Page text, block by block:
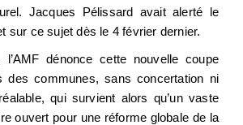
Jacques Pélissard avait alerté le
sur ce sujet dès le 4 février dernier.
dénonce cette nouvelle coupe
des communes, sans concertation ni
qui survient alors qu’un vaste
ouvert pour une réforme globale de la